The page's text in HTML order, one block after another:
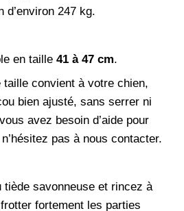
d’environ 247 kg.
en taille 41 à 47 cm.
convient à votre chien,
bien ajusté, sans serrer ni
avez besoin d’aide pour
pas à nous contacter.
tiède savonneuse et rincez à
fortement les parties